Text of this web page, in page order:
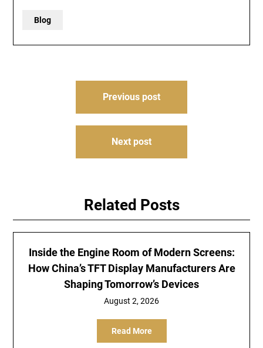
Blog
Previous post
Next post
Related Posts
Inside the Engine Room of Modern Screens:
How China’s TFT Display Manufacturers Are
Shaping Tomorrow’s Devices
August 2, 2026
Read More